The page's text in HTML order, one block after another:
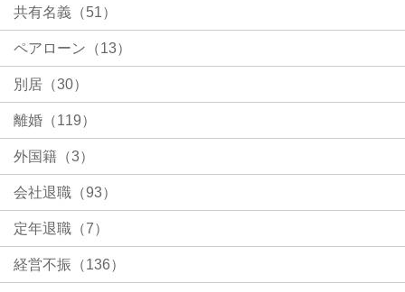
共有名義（51）
ペアローン（13）
別居（30）
離婚（119）
外国籍（3）
会社退職（93）
定年退職（7）
経営不振（136）